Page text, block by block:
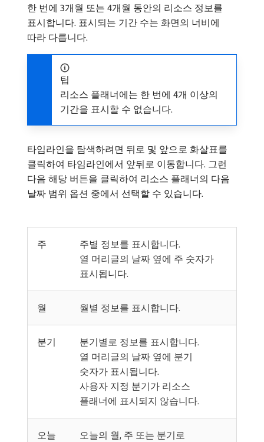
한 번에 3개월 또는 4개월 동안의 리소스 정보를
표시합니다. 표시되는 기간 수는 화면의 너비에
따라 다릅니다.
팁
리소스 플래너에는 한 번에 4개 이상의
기간을 표시할 수 없습니다.
타임라인을 탐색하려면 뒤로 및 앞으로 화살표를
클릭하여 타임라인에서 앞뒤로 이동합니다. 그런
다음 해당 버튼을 클릭하여 리소스 플래너의 다음
날짜 범위 옵션 중에서 선택할 수 있습니다.
주
주별 정보를 표시합니다.
열 머리글의 날짜 옆에 주 숫자가
표시됩니다.
월 월별 정보를 표시합니다.
분기
분기별로 정보를 표시합니다.
열 머리글의 날짜 옆에 분기
숫자가 표시됩니다.
사용자 지정 분기가 리소스
플래너에 표시되지 않습니다.
오늘
오늘의 월, 주 또는 분기로